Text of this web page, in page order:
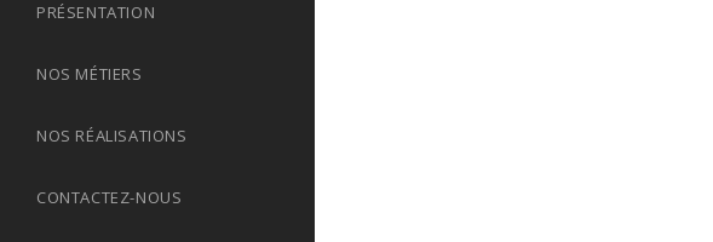
PRÉSENTATION
NOS MÉTIERS
NOS RÉALISATIONS
CONTACTEZ-NOUS